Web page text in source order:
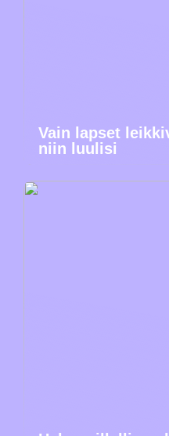
Vain lapset
niin luulisi